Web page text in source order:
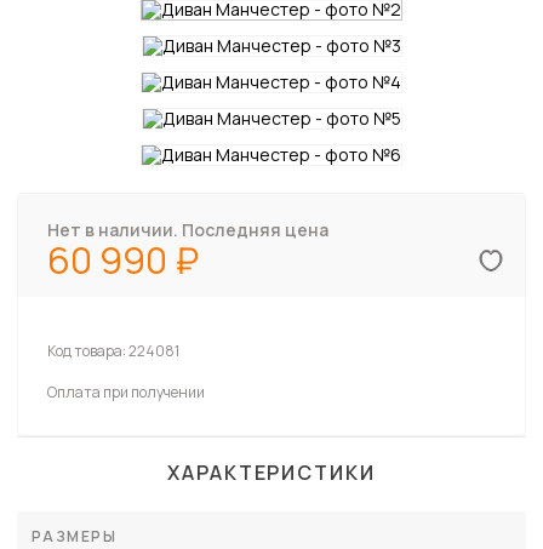
Нет в наличии. Последняя цена
60 990
Код товара:224081
Оплата при получении
ХАРАКТЕРИСТИКИ
РАЗМЕРЫ